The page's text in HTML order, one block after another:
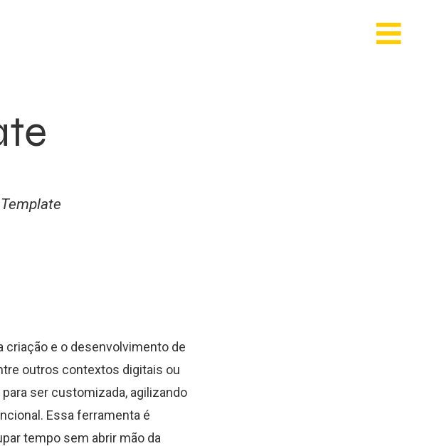
criação e o desenvolvimento de
outros contextos digitais ou
ser customizada, agilizando
Essa ferramenta é
tempo sem abrir mão da